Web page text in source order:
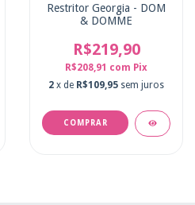
Restritor Georgia - DOM
& DOMME
R$219,90
R$208,91 com Pix
2 x de R$109,95 sem juros